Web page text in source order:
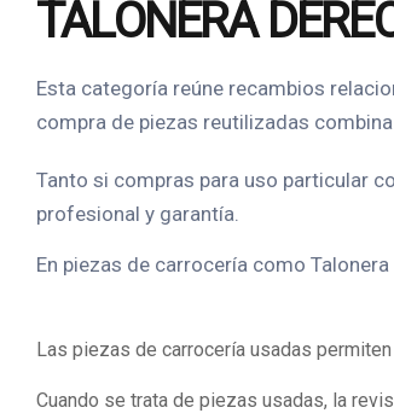
TALONERA
Esta categoría reúne recambios
compra de piezas reutilizadas
Tanto si compras para uso particular
profesional y garantía.
En piezas de carrocería como
Las piezas de carrocería usadas
Cuando se trata de piezas usadas, la